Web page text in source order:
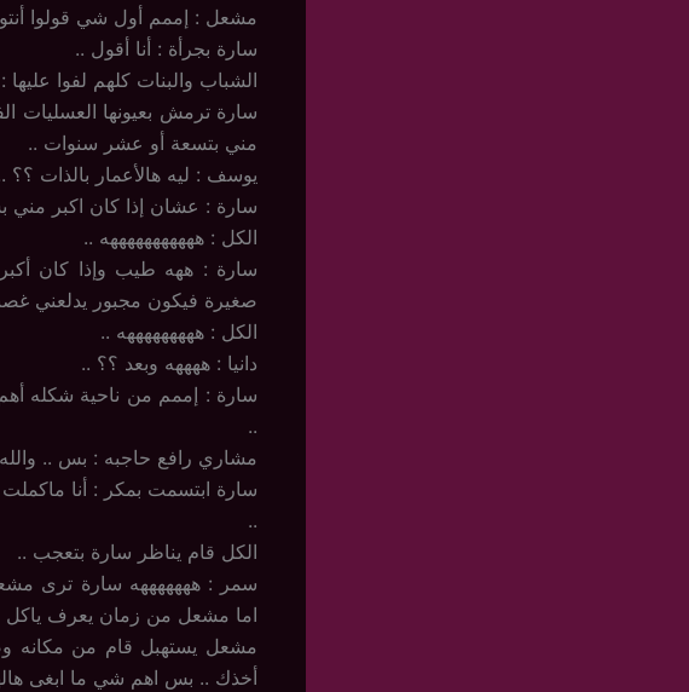
مشعل : إممم أول شي قولوا
سارة بجرأة : أنا أقول ..
الشباب والبنات كلهم لفوا
سارة ترمش بعيونها العسليات
مني بتسعة أو عشر سنوات ..
يوسف : ليه هالأعمار بالذات ؟؟
سارة : عشان إذا كان اكبر مني
الكل : هههههههههههه ..
سارة : ههه طيب وإذا كان
صغيرة فيكون مجبور يدلعني
الكل : هههههههههه ..
دانيا : ههههه وبعد ؟؟ ..
سارة : إممم من ناحية شكله
..
مشاري رافع حاجبه : بس ..
سارة ابتسمت بمكر : أنا
..
الكل قام يناظر سارة بتعجب ..
سمر : هههههههه سارة ترى
اما مشعل من زمان يعرف ياكل
مشعل يستهبل قام من مكانه
أخذك .. بس اهم شي ما ابغى